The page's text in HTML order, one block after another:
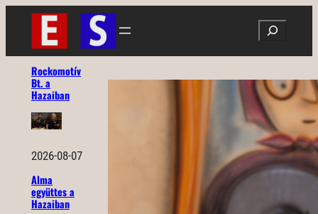
Ugrás
tartalomhoz
Search
Rockomotív
Bt. a
Hazaiban
2026-08-07
Alma
együttes a
Hazaiban